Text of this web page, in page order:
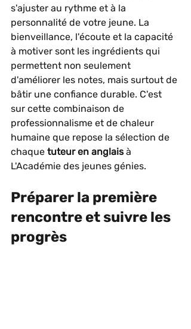
s'ajuster au rythme et à la
personnalité de votre jeune. La
bienveillance, l'écoute et la capacité
à motiver sont les ingrédients qui
permettent non seulement
d'améliorer les notes, mais surtout de
bâtir une confiance durable. C'est
sur cette combinaison de
professionnalisme et de chaleur
humaine que repose la sélection de
chaque tuteur en anglais à
L'Académie des jeunes génies.
Préparer la première
rencontre et suivre les
progrès